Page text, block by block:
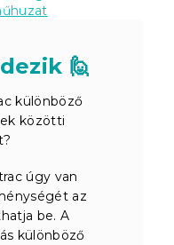
🙋
különböző
közötti
úgy van
az
be. A
különböző